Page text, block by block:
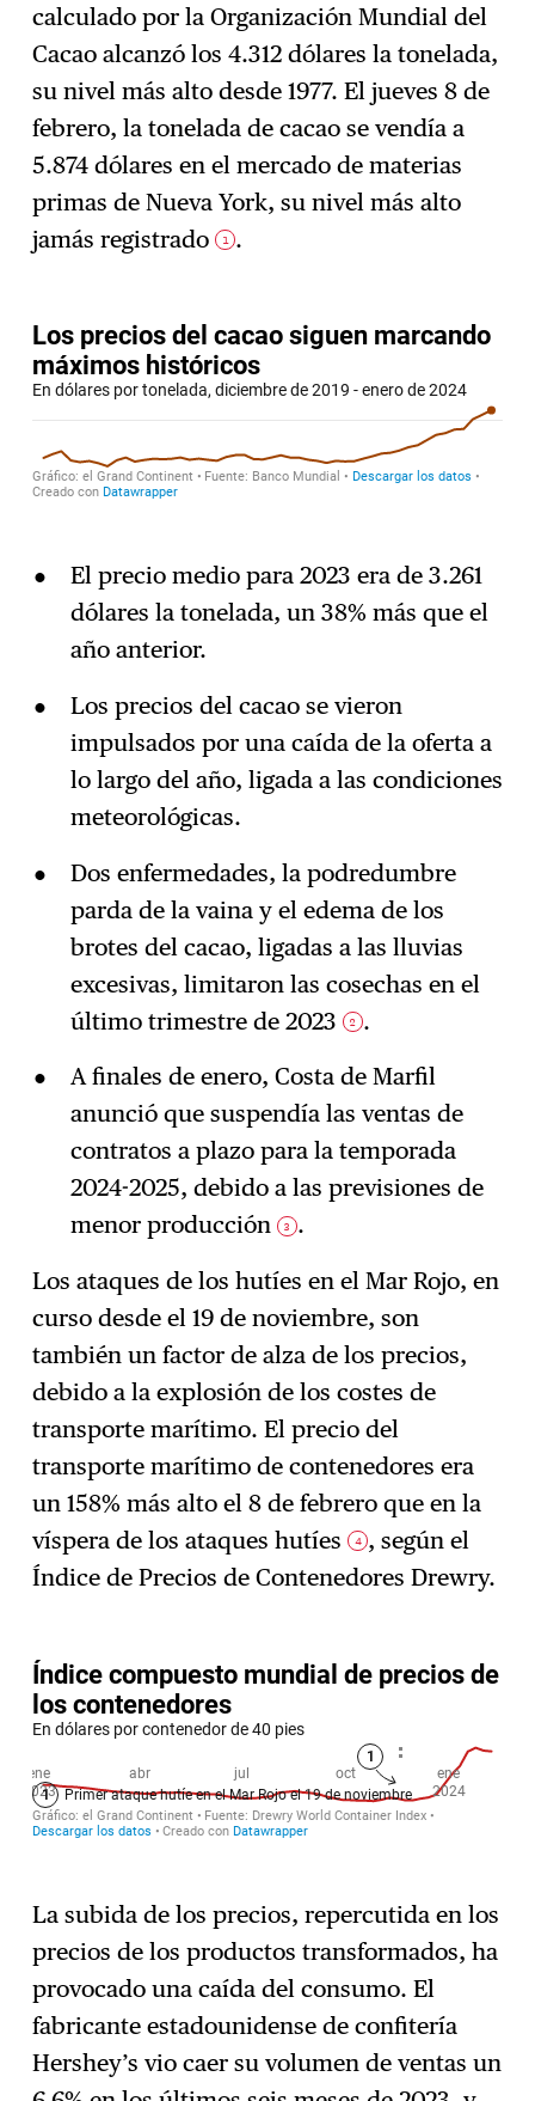
→ Suscríbase
calculado por la Organización Mundial del
Cacao alcanzó los 4.312 dólares la tonelada,
su nivel más alto desde 1977. El jueves 8 de
febrero, la tonelada de cacao se vendía a
5.874 dólares en el mercado de materias
primas de Nueva York, su nivel más alto
jamás registrado 1 .
El precio medio para 2023 era de 3.261
dólares la tonelada, un 38% más que el
año anterior.
Los precios del cacao se vieron
impulsados por una caída de la oferta a
lo largo del año, ligada a las condiciones
meteorológicas.
Dos enfermedades, la podredumbre
parda de la vaina y el edema de los
brotes del cacao, ligadas a las lluvias
excesivas, limitaron las cosechas en el
último trimestre de 2023
2 .
A finales de enero, Costa de Marfil
anunció que suspendía las ventas de
contratos a plazo para la temporada
2024-2025, debido a las previsiones de
menor producción
3 .
Los ataques de los hutíes en el Mar Rojo, en
curso desde el 19 de noviembre, son
también un factor de alza de los precios,
debido a la explosión de los costes de
transporte marítimo. El precio del
transporte marítimo de contenedores era
un 158% más alto el 8 de febrero que en la
víspera de los ataques hutíes 4 , según el
Índice de Precios de Contenedores Drewry.
La subida de los precios, repercutida en los
precios de los productos transformados, ha
provocado una caída del consumo. El
fabricante estadounidense de confitería
Hershey’s vio caer su volumen de ventas un